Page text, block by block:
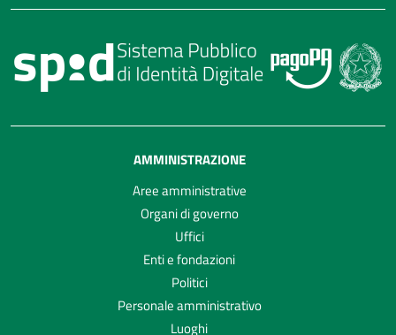
AMMINISTRAZIONE
Aree amministrative
Organi di governo
Uffici
Enti e fondazioni
Politici
Personale amministrativo
Luoghi